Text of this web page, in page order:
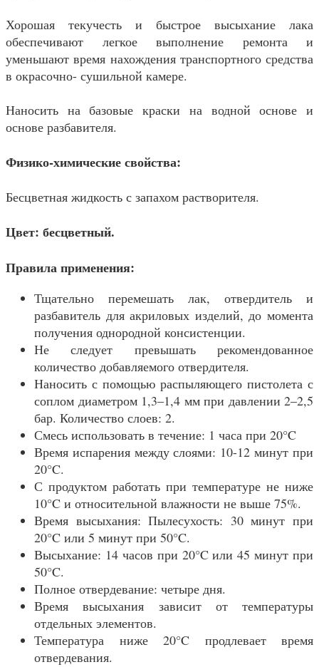
Хорошая текучесть и быстрое высыхание лака
обеспечивают легкое выполнение ремонта и
уменьшают время нахождения транспортного средства
в окрасочно- сушильной камере.
Наносить на базовые краски на водной основе и
основе разбавителя.
Физико-химические свойства:
Бесцветная жидкость с запахом растворителя.
Цвет: бесцветный.
Правила применения:
Тщательно перемешать лак, отвердитель и
разбавитель для акриловых изделий, до момента
получения однородной консистенции.
Не следует превышать рекомендованное
количество добавляемого отвердителя.
Наносить с помощью распыляющего пистолета с
соплом диаметром 1,3–1,4 мм при давлении 2–2,5
бар. Количество слоев: 2.
Смесь использовать в течение: 1 часа при 20°C
Время испарения между слоями: 10-12 минут при
20°C.
С продуктом работать при температуре не ниже
10°C и относительной влажности не выше 75%.
Время высыхания: Пылесухость: 30 минут при
20°C или 5 минут при 50°C.
Высыхание: 14 часов при 20°C или 45 минут при
50°C.
Полное отвердевание: четыре дня.
Время высыхания зависит от температуры
отдельных элементов.
Температура ниже 20°C продлевает время
отвердевания.